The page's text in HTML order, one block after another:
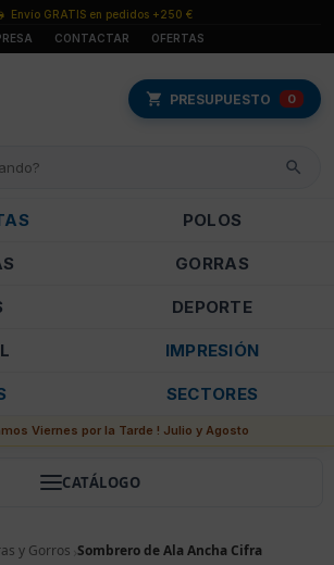
Envío GRATIS en pedidos +250 €
CONTACTAR OFERTAS
PRESUPUESTO 0
POLOS
GORRAS
DEPORTE
IMPRESIÓN
SECTORES
Viernes por la Tarde ! Julio y Agosto
CATÁLOGO
y Gorros Sombrero de Ala Ancha Cifra